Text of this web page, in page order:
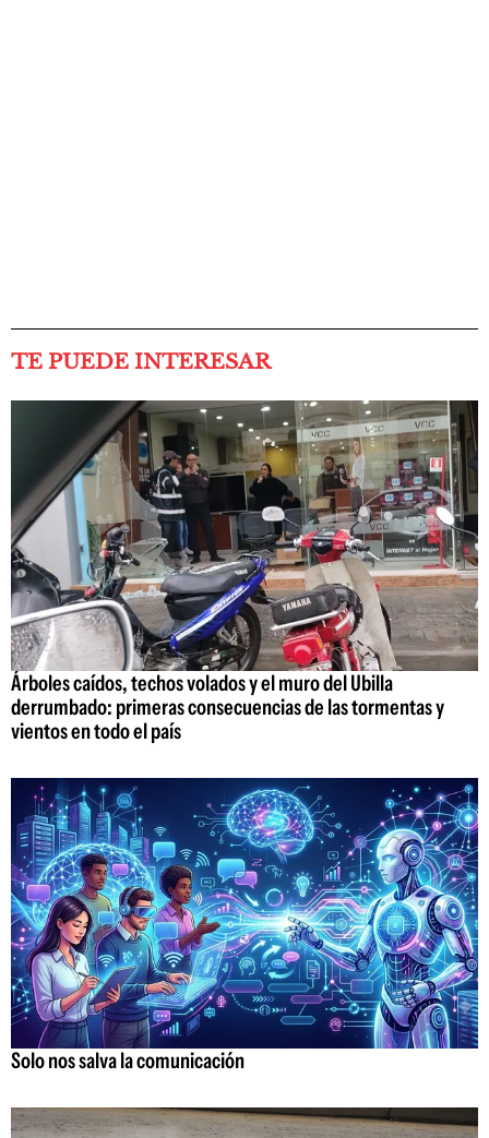
TE PUEDE INTERESAR
Árboles caídos, techos volados y el muro del Ubilla
derrumbado: primeras consecuencias de las tormentas y
vientos en todo el país
Solo nos salva la comunicación